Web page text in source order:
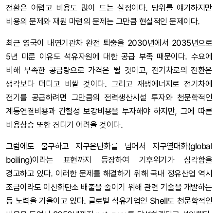
전환은 어렵고 비용도 많이 드는 실정이다. 당위를 얘기하지만
비용의 문제와 재원 마련의 문제는 그만큼 현실적인 문제이다.
최근 영국이 내연기관차 완전 퇴출을 2030년에서 2035년으로
5년 미룬 이유도 석유자원에 대한 공급 부족 때문이다. 수요에
비해 부족한 공급량으로 가격은 뛸 것이고, 전기차로의 전환은
생각보다 더디고 비쌀 것이다. 그리고 재생에너지로 전기차에
전기를 공급하려면 그만큼의 전력생산시설 투자와 천문학적인
계통연결비용과 간헐성 보강비용을 투자해야 하지만, 그에 따른
비용상승 또한 견디기 어려울 것이다.
그럼에도 불구하고 지구온난화를 넘어서 지구열대화(global
boiling)이라는 표현까지 등장하여 기후위기가 심각함을
경고하고 있다. 이러한 문제를 해결하기 위해 국내 정유산업 역시
조금이라도 이산화탄소 배출을 줄이기 위해 관련 기술을 개발하는
등 노력을 기울이고 있다. 글로벌 석유기업인 Shell도 천문학적인